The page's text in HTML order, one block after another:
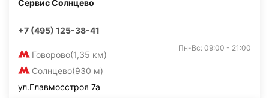
Сервис Солнцево
+7 (495) 125-38-41
Говорово(1,35 км)
Солнцево(930 м)
Пн-Вс: 09:00 - 21:00
ул.Главмосстроя 7а